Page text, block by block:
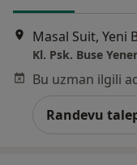
Kl. Psk. Buse
Randevu